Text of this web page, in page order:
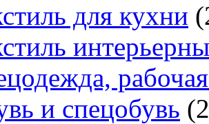
для кухни
и спецобувь